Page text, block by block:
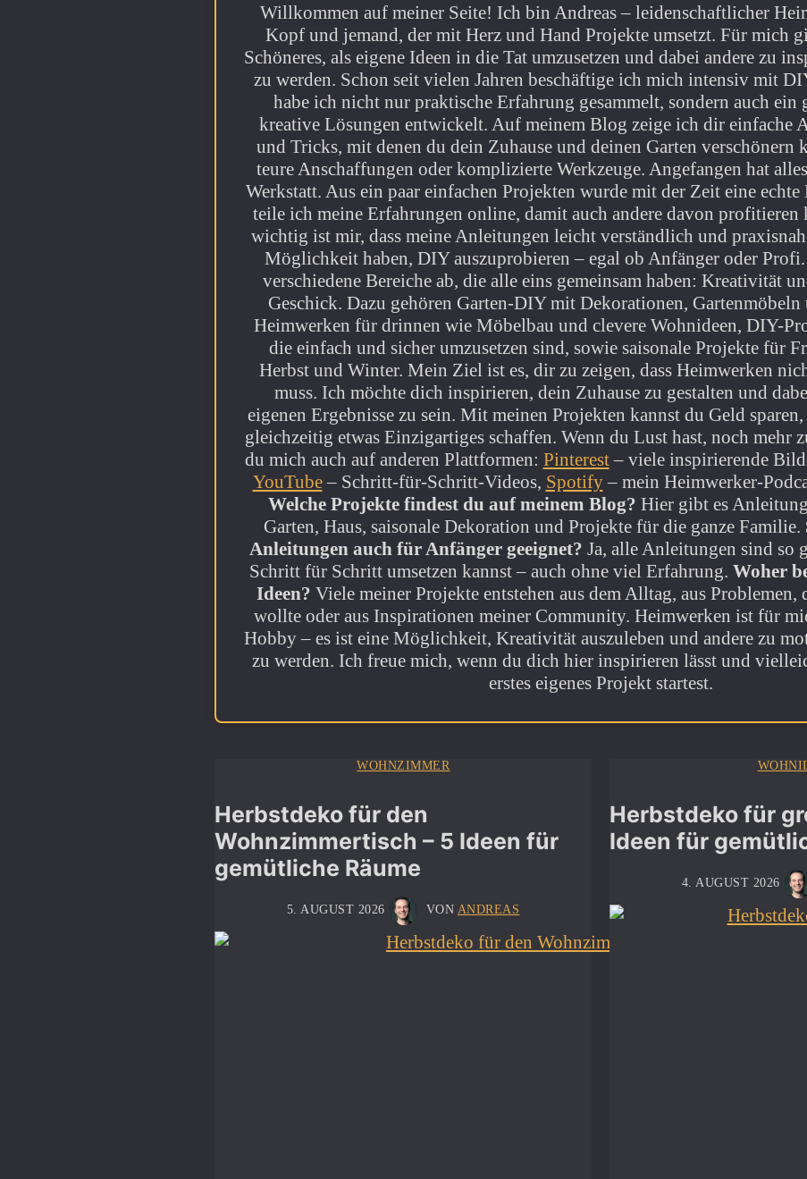
Willkommen auf meiner Seite! Ich bin Andreas – leidenschaftlicher
Kopf und jemand, der mit Herz und Hand Projekte umsetzt. Für mich
Schöneres, als eigene Ideen in die Tat umzusetzen und dabei andere zu
zu werden. Schon seit vielen Jahren beschäftige ich mich intensiv mit
habe ich nicht nur praktische Erfahrung gesammelt, sondern auch ein
kreative Lösungen entwickelt. Auf meinem Blog zeige ich dir einfache
und Tricks, mit denen du dein Zuhause und deinen Garten verschönern
teure Anschaffungen oder komplizierte Werkzeuge. Angefangen hat
Werkstatt. Aus ein paar einfachen Projekten wurde mit der Zeit eine
teile ich meine Erfahrungen online, damit auch andere davon profitieren
wichtig ist mir, dass meine Anleitungen leicht verständlich und
Möglichkeit haben, DIY auszuprobieren – egal ob Anfänger oder
verschiedene Bereiche ab, die alle eins gemeinsam haben: Kreativität
Geschick. Dazu gehören Garten-DIY mit Dekorationen, Gartenmöbeln
Heimwerken für drinnen wie Möbelbau und clevere Wohnideen, DIY-
die einfach und sicher umzusetzen sind, sowie saisonale Projekte für
Herbst und Winter. Mein Ziel ist es, dir zu zeigen, dass Heimwerken
muss. Ich möchte dich inspirieren, dein Zuhause zu gestalten und
eigenen Ergebnisse zu sein. Mit meinen Projekten kannst du Geld
gleichzeitig etwas Einzigartiges schaffen. Wenn du Lust hast, noch mehr
du mich auch auf anderen Plattformen: Pinterest– viele inspirierende
YouTube– Schritt-für-Schritt-Videos, Spotify– mein Heimwerker-
Welche Projekte findest du auf meinem Blog? Hier gibt es
Garten, Haus, saisonale Dekoration und Projekte für die ganze Familie.
Anleitungen auch für Anfänger geeignet? Ja, alle Anleitungen sind so
Schritt für Schritt umsetzen kannst – auch ohne viel Erfahrung. Woher
Ideen? Viele meiner Projekte entstehen aus dem Alltag, aus Problemen,
wollte oder aus Inspirationen meiner Community. Heimwerken ist für
Hobby – es ist eine Möglichkeit, Kreativität auszuleben und andere zu
zu werden. Ich freue mich, wenn du dich hier inspirieren lässt und
erstes eigenes Projekt startest.
WOHNZIMMER
Herbstdeko für den
Wohnzimmertisch – 5 Ideen für
gemütliche Räume
5. AUGUST 2026 VON ANDREAS
Herbstdeko für
Ideen für
4. AUGUST 2026